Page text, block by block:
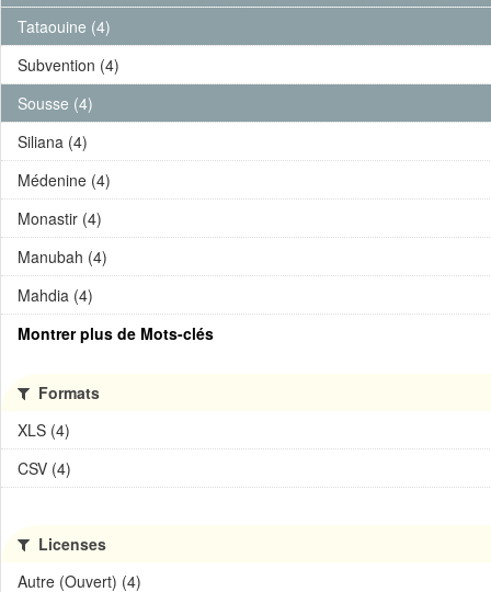
Tataouine (4)
Subvention (4)
Sousse (4)
Siliana (4)
Médenine (4)
Monastir (4)
Manubah (4)
Mahdia (4)
Montrer plus de Mots-clés
Formats
XLS (4)
CSV (4)
Licenses
Autre (Ouvert) (4)